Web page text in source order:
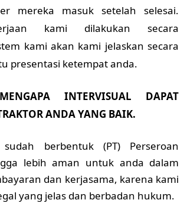
mereka masuk setelah selesai.
kami dilakukan secara
kami akan kami jelaskan secara
presentasi ketempat anda.
INTERVISUAL DAPAT
ANDA YANG BAIK.
sudah berbentuk (PT) Perseroan
lebih aman untuk anda dalam
dan kerjasama, karena kami
yang jelas dan berbadan hukum.